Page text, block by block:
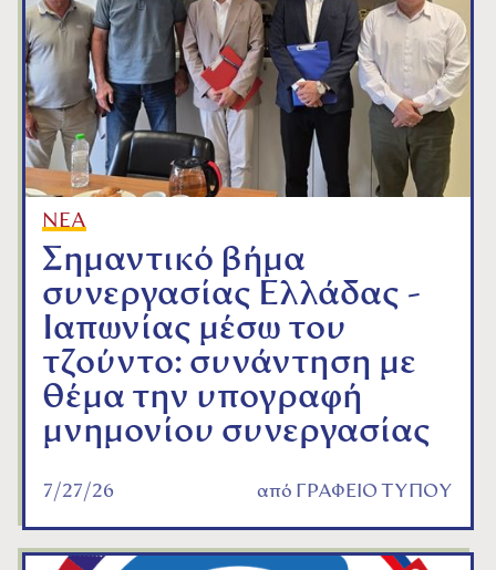
ΝΕΑ
Σημαντικό βήμα
συνεργασίας Ελλάδας -
Ιαπωνίας μέσω του
τζούντο: συνάντηση με
θέμα την υπογραφή
μνημονίου συνεργασίας
7/27/26 από ΓΡΑΦΕΙΟ ΤΥΠΟΥ